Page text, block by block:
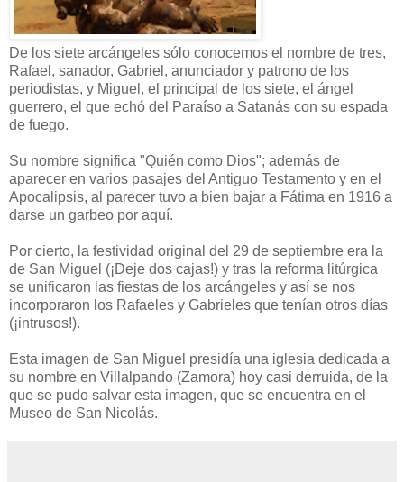
De los siete arcángeles sólo conocemos el nombre de tres,
Rafael, sanador, Gabriel, anunciador y patrono de los
periodistas, y Miguel, el principal de los siete, el ángel
guerrero, el que echó del Paraíso a Satanás con su espada
de fuego.
Su nombre significa "Quién como Dios"; además de
aparecer en varios pasajes del Antiguo Testamento y en el
Apocalipsis, al parecer tuvo a bien bajar a Fátima en 1916 a
darse un garbeo por aquí.
Por cierto, la festividad original del 29 de septiembre era la
de San Miguel (¡Deje dos cajas!) y tras la reforma litúrgica
se unificaron las fiestas de los arcángeles y así se nos
incorporaron los Rafaeles y Gabrieles que tenían otros días
(¡intrusos!).
Esta imagen de San Miguel presidía una iglesia dedicada a
su nombre en Villalpando (Zamora) hoy casi derruida, de la
que se pudo salvar esta imagen, que se encuentra en el
Museo de San Nicolás.